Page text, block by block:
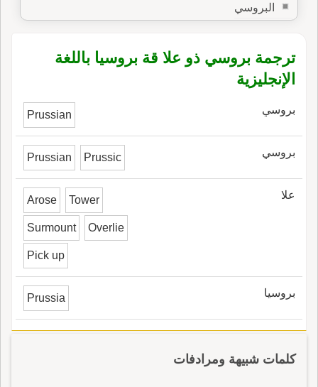
البروسي
ترجمة بروسي ذو علا قة بروسيا باللغة
الإنجليزية
بروسي Prussian
بروسي Prussian Prussic
علا Arose Tower
Surmount Overlie
Pick up
بروسيا Prussia
كلمات شبيهة ومرادفات